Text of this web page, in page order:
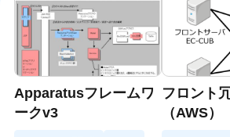
Apparatusフレームワ
ークv3
フロント
（AWS）